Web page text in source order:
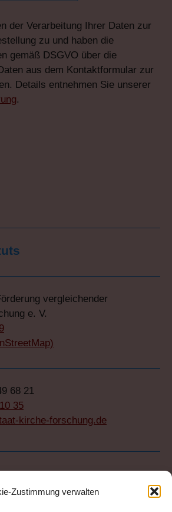
Zustimmung verwalten
der Verarbeitung Ihrer Daten zur
zu und haben die
gemäß DSGVO über die
aus dem Kontaktformular zur
Details entnehmen Sie unserer
.
vergleichender
e. V.
68 21
35
kirche-forschung.de